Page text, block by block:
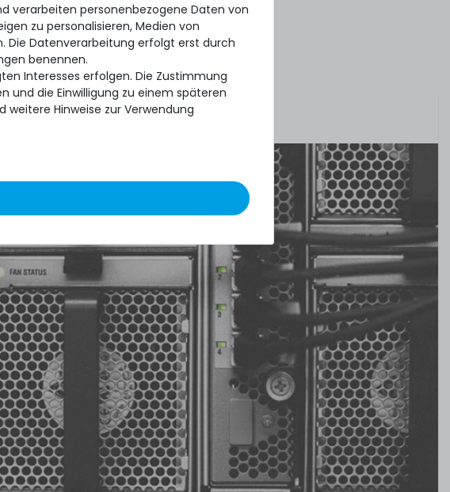
verarbeiten personenbezogene Daten von
zu personalisieren, Medien von
Die Datenverarbeitung erfolgt erst durch
benennen.
Interesses erfolgen. Die Zustimmung
und die Einwilligung zu einem späteren
weitere Hinweise zur Verwendung